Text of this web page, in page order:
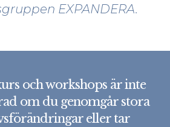
EXPANDERA.
och workshops är inte
om du genomgår stora
eller tar